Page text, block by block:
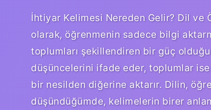
İhtiyar Kelimesi Nereden Gelir? Dil
olarak, öğrenmenin sadece bilgi
toplumları şekillendiren bir güç
düşüncelerini ifade eder, toplumlar
bir nesilden diğerine aktarır. Dilin,
düşündüğümde, kelimelerin birer